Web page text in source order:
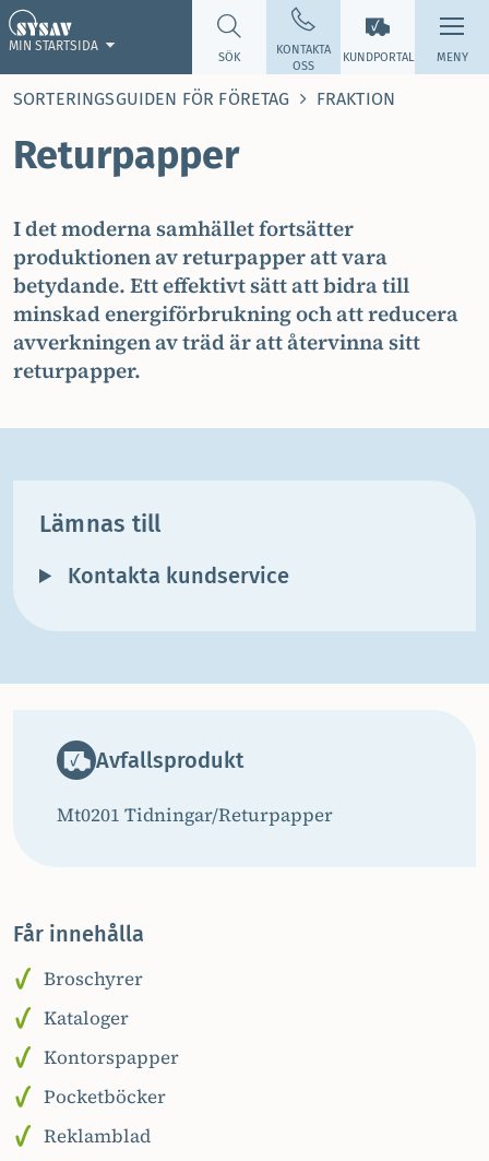
KUNDPORTAL
SÖK
KONTAKTA
OSS
MENY
MIN STARTSIDA
SORTERINGSGUIDEN FÖR FÖRETAG FRAKTION
Returpapper
I det moderna samhället fortsätter
produktionen av returpapper att vara
betydande. Ett effektivt sätt att bidra till
minskad energiförbrukning och att reducera
avverkningen av träd är att återvinna sitt
returpapper.
Lämnas till
Kontakta kundservice
Avfallsprodukt
Mt0201 Tidningar/Returpapper
Får innehålla
Broschyrer
Kataloger
Kontorspapper
Pocketböcker
Reklamblad